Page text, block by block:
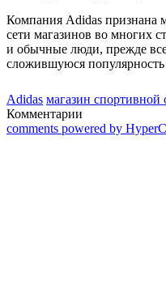
Компания Аdidas признана
сети магазинов во многих
и обычные люди, прежде
сложившуюся
Аdidas магазин
Комментарии
comments powered by